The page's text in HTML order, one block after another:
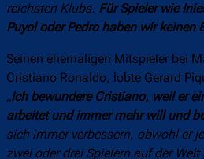
reichsten Klubs. Für Spieler wie
Puyol oder Pedro haben wir keinen
Seinen ehemaligen Mitspieler bei
Cristiano Ronaldo, lobte Gerard
„Ich bewundere Cristiano, weil er
arbeitet und immer mehr will und
sich immer verbessern, obwohl er
zwei oder drei Spielern auf der Welt